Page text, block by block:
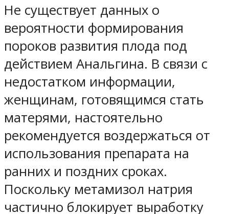
Не существует данных о
вероятности формирования
пороков развития плода под
действием Анальгина. В связи с
недостатком информации,
женщинам, готовящимся стать
матерями, настоятельно
рекомендуется воздержаться от
использования препарата на
ранних и поздних сроках.
Поскольку метамизол натрия
частично блокирует выработку